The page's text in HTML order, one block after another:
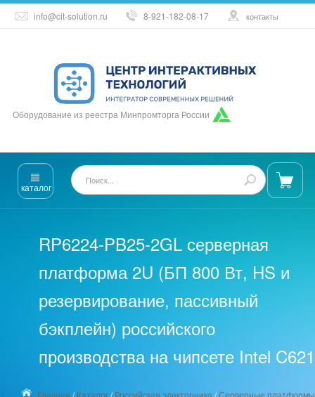
info@cit-solution.ru 8-921-182-08-17 контакты
Оборудование из реестра Минпромторга России
каталог
RP6224-PB25-2GL серверная
платформа 2U (БП 800 Вт, HS и
резервирование, пассивный
бэкплейн) российского
производства на чипсете Intel C621